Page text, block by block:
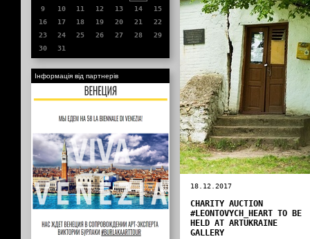
9
10 11 12 13 14
15
16
17 18 19 20 21
22
23
24 25 26 27 28
29
30
31
18.12.2017
CHARITY AUCTION
#LEONTOVYCH_HEART TO BE
HELD AT ARTUKRAINE
GALLERY
Інформація від партнерів